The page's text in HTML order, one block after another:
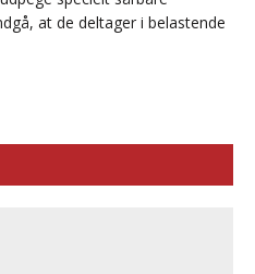
at de deltager i belastende